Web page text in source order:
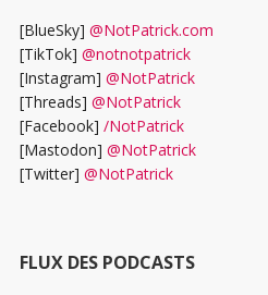
[BlueSky] @NotPatrick.com
[TikTok] @notnotpatrick
[Instagram] @NotPatrick
[Threads] @NotPatrick
[Facebook] /NotPatrick
[Mastodon] @NotPatrick
[Twitter] @NotPatrick
FLUX DES PODCASTS